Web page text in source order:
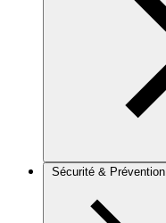
Sécurité & Prévention